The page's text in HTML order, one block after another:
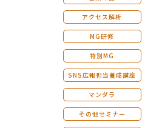
アクセス解析
MG研修
特別MG
SNS広報担当養成講座
マンダラ
その他セミナー